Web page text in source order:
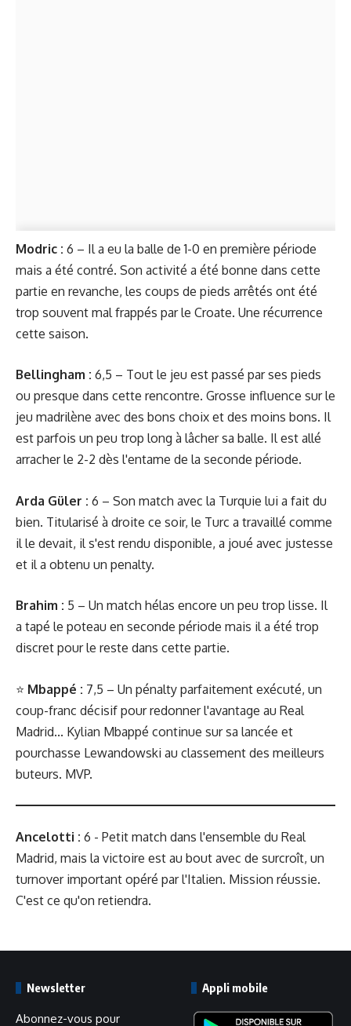
Modric : 6 – Il a eu la balle de 1-0 en première période
mais a été contré. Son activité a été bonne dans cette
partie en revanche, les coups de pieds arrêtés ont été
trop souvent mal frappés par le Croate. Une récurrence
cette saison.
Bellingham : 6,5 – Tout le jeu est passé par ses pieds
ou presque dans cette rencontre. Grosse influence sur le
jeu madrilène avec des bons choix et des moins bons. Il
est parfois un peu trop long à lâcher sa balle. Il est allé
arracher le 2-2 dès l'entame de la seconde période.
Arda Güler : 6 – Son match avec la Turquie lui a fait du
bien. Titularisé à droite ce soir, le Turc a travaillé comme
il le devait, il s'est rendu disponible, a joué avec justesse
et il a obtenu un penalty.
Brahim : 5 – Un match hélas encore un peu trop lisse. Il
a tapé le poteau en seconde période mais il a été trop
discret pour le reste dans cette partie.
⭐️ Mbappé : 7,5 – Un pénalty parfaitement exécuté, un
coup-franc décisif pour redonner l'avantage au Real
Madrid... Kylian Mbappé continue sur sa lancée et
pourchasse Lewandowski au classement des meilleurs
buteurs. MVP.
Ancelotti : 6 - Petit match dans l'ensemble du Real
Madrid, mais la victoire est au bout avec de surcroît, un
turnover important opéré par l'Italien. Mission réussie.
C'est ce qu'on retiendra.
Newsletter
Abonnez-vous pour
Appli mobile